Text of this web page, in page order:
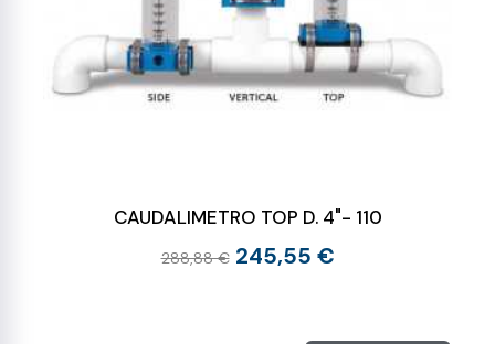
CAUDALIMETRO TOP D. 4"- 110
288,88 € 245,55 €